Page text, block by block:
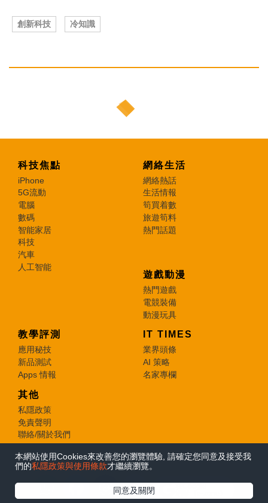
本網站使用Cookies來改善您的瀏覽體驗, 請確定您同意及接受我
們的私隱政策與使用條款才繼續瀏覽。
同意及關閉
創新科技 冷知識
科技焦點
iPhone
5G流動
電腦
數碼
智能家居
科技
汽車
人工智能
網絡生活
網絡熱話
生活情報
筍買着數
旅遊筍料
熱門話題
遊戲動漫
熱門遊戲
電競裝備
動漫玩具
教學評測
應用秘技
新品測試
Apps 情報
IT TIMES
業界頭條
AI 策略
名家專欄
其他
私隱政策
免責聲明
聯絡/關於我們
© 2026 e-zone. All Rights Reserved.